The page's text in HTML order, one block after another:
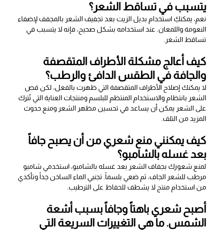
يتسبب في تساقط الشعر؟
نعم، يمكنكِ استخدام بديل الزيت بعد تجفيف الشعر بالمجفف لإضفاء
النعومة واللمعان. عند استخدامه بشكل صحيح، فإنه لا يتسبب في
تساقط الشعر.
كيف أعالج مشكلة الأطراف المتقصفة
والجافة في الطقس الدافئ والرطب؟
لا يمكنك إصلاح الأطراف المتقصفة التي ظهرت بالفعل، لكن قص
الشعر بانتظام والاستخدام المنتظم للبلسم ومنتجات العناية التي تُترك
على الشعر يمكن أن يساعد في تحسين مظهر الشعر ومنع حدوث
المزيد من التلف.
كيف يمكنني منع شعري من أن يصبح جافاً
بعد غسله بالشامبو؟
لمنع شعورك بجفاف الشعر بعد غسله بالشامبو، استخدمي شامبو
مرطب للشعر الجاف، ثم ضعي بلسماً. تجنبي الماء الساخن جداً وتأكدي
من استخدام منتج لا يشطف للحفاظ على الترطيب.
أصبح شعري باهتاً وجافاً بسبب أشعة
الشمس. ما هي التغييرات السريعة التي